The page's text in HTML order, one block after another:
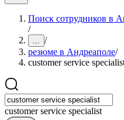
Поиск сотрудников в
/
... /
резюме в Андреаполе/
customer service
customer service specialist